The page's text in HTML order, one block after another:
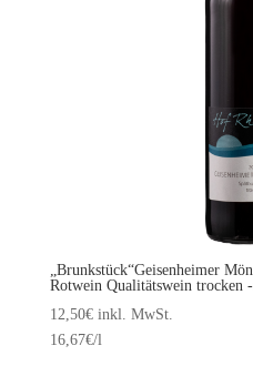
„Brunkstück“Geisenheimer
Rotwein Qualitätswein trocken
12,50€ inkl. MwSt.
16,67€/l